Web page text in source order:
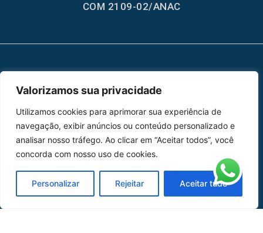
Valorizamos sua privacidade
Utilizamos cookies para aprimorar sua experiência de
navegação, exibir anúncios ou conteúdo personalizado e
analisar nosso tráfego. Ao clicar em “Aceitar todos”, você
concorda com nosso uso de cookies.
Personalizar Rejeitar Aceitar tudo
COM 2109-02/ANAC
Peças
Catálogo de Aplicações
Oficina de Mangueiras